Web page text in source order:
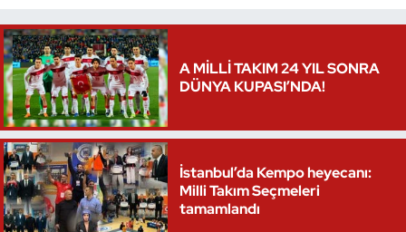
A MİLLİ TAKIM 24 YIL SONRA
DÜNYA KUPASI’NDA!
İstanbul’da Kempo heyecanı:
Milli Takım Seçmeleri
tamamlandı
Triatlon
Voleybol
Vücut Geliştirme Fitness
Wushu Kungfu
Yelken